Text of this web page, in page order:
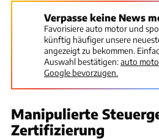
Verpasse keine News
Favorisiere auto motor und
künftig häufiger unsere
angezeigt zu bekommen.
Auswahl bestätigen:auto
Google bevorzugen.
Manipulierte
Zertifizierung